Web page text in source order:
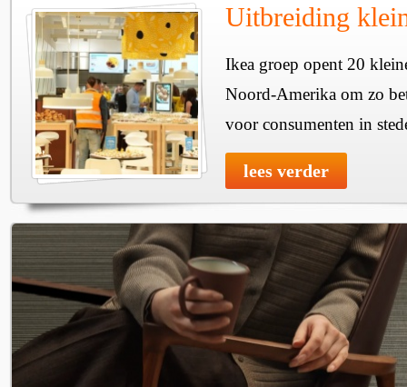
Uitbreiding
Ikea groep opent 20
Noord-Amerika om zo
voor consumenten in
lees verder